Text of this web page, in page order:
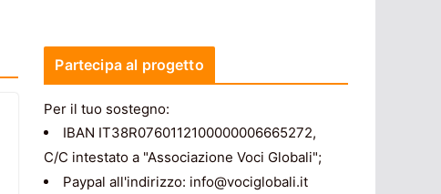
Partecipa al progetto
Per il tuo sostegno:
IBAN IT38R0760112100000006665272,
C/C intestato a "Associazione Voci Globali";
Paypal all'indirizzo: info@vociglobali.it